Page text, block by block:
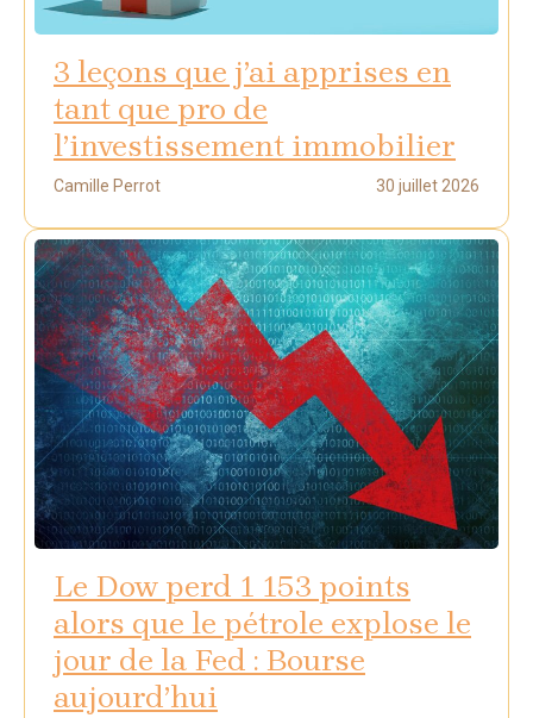
3 leçons que j’ai apprises en
tant que pro de
l’investissement immobilier
Camille Perrot 30 juillet 2026
Le Dow perd 1 153 points
alors que le pétrole explose le
jour de la Fed : Bourse
aujourd’hui